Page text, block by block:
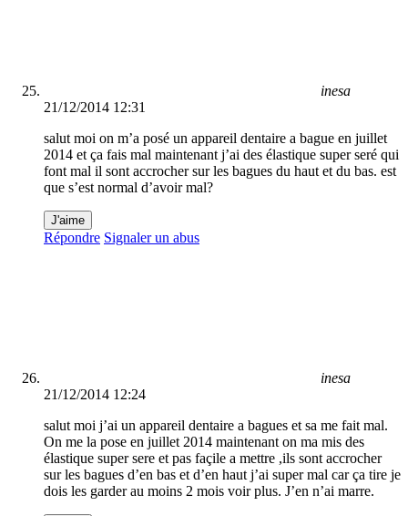
inesa
21/12/2014 12:31
salut moi on m’a posé un appareil dentaire a bague en juillet
2014 et ça fais mal maintenant j’ai des élastique super seré qui
font mal il sont accrocher sur les bagues du haut et du bas. est
que s’est normal d’avoir mal?
J'aime
Répondre Signaler un abus
inesa
21/12/2014 12:24
salut moi j’ai un appareil dentaire a bagues et sa me fait mal.
On me la pose en juillet 2014 maintenant on ma mis des
élastique super sere et pas façile a mettre ,ils sont accrocher
sur les bagues d’en bas et d’en haut j’ai super mal car ça tire je
dois les garder au moins 2 mois voir plus. J’en n’ai marre.